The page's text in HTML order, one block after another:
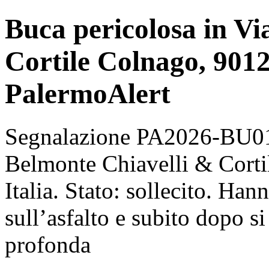
Buca pericolosa in
Cortile Colnago,
PalermoAlert
Segnalazione PA2026-
Belmonte Chiavelli &
Italia. Stato: sollecito.
sull’asfalto e subito dopo
profonda